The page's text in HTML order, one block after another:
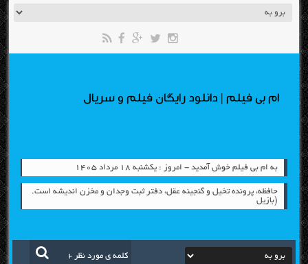
ام بی فیلم | دانلود رایگان فیلم و سریال
به ام بی فیلم خوش آمدید - امروز : یکشنبه ۱۸ مرداد ۱۴۰۵
حافظه، پرونده تخيل و گنجينه عقل، دفتر ثبت وجدان و مخزن انديشه است.
(بازيل